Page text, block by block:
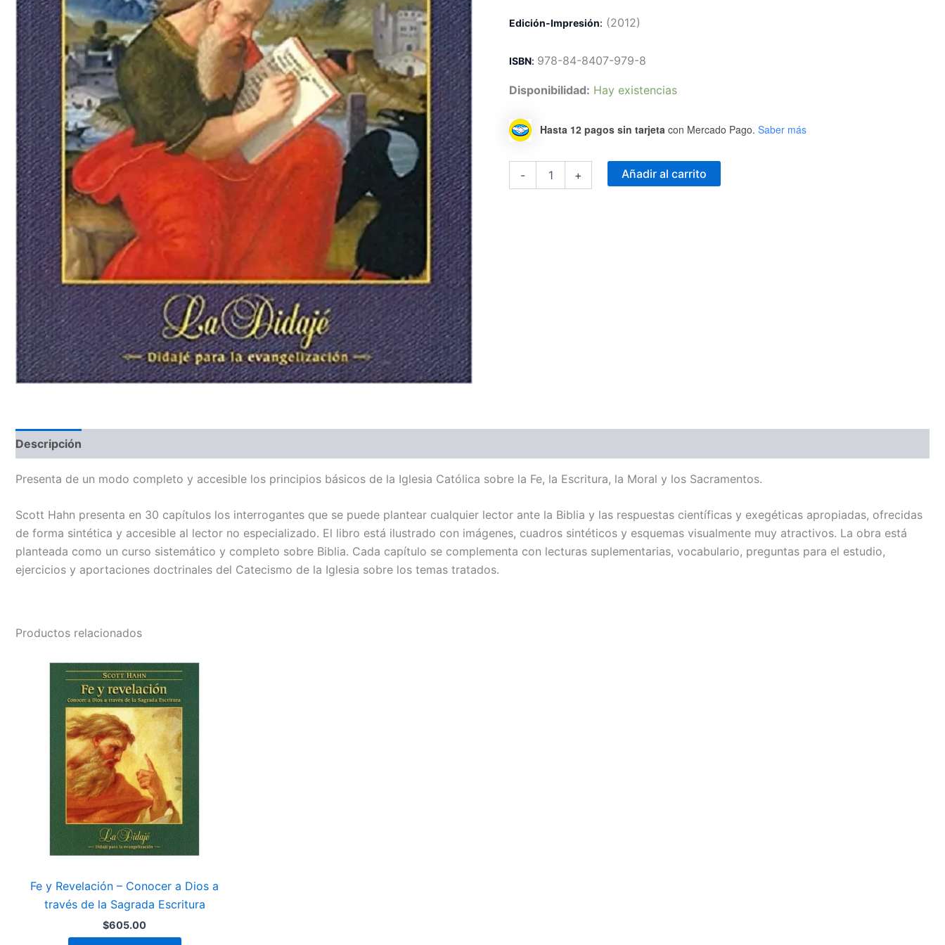
Edición-Impresión: (2012)
ISBN: 978-84-8407-979-8
Disponibilidad: Hay existencias
Hasta 12 pagos sin tarjeta con Mercado Pago. Saber más
- + Añadir al carrito
Descripción
Presenta de un modo completo y accesible los principios básicos de la Iglesia Católica sobre la Fe, la Escritura, la Moral y los Sacramentos.
Scott Hahn presenta en 30 capítulos los interrogantes que se puede plantear cualquier lector ante la Biblia y las respuestas científicas y exegéticas apropiadas, ofrecidas
de forma sintética y accesible al lector no especializado. El libro está ilustrado con imágenes, cuadros sintéticos y esquemas visualmente muy atractivos. La obra está
planteada como un curso sistemático y completo sobre Biblia. Cada capítulo se complementa con lecturas suplementarias, vocabulario, preguntas para el estudio,
ejercicios y aportaciones doctrinales del Catecismo de la Iglesia sobre los temas tratados.
Productos relacionados
Fe y Revelación – Conocer a Dios a
través de la Sagrada Escritura
$605.00